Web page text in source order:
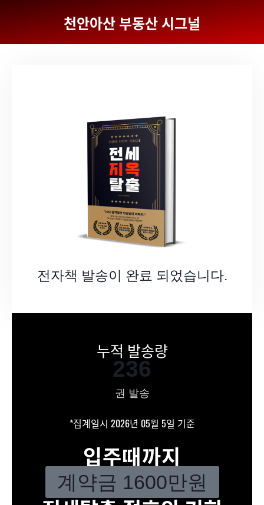
천안아산 부동산 시그널
전자책 발송이 완료 되었습니다.
누적 발송량
권 발송
236
*집계일시 2026년 05월 5일 기준
입주때까지
계약금 1600만원